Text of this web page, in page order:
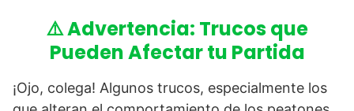
⚠️ Advertencia: Trucos que
Pueden Afectar tu Partida
¡Ojo, colega! Algunos trucos, especialmente los